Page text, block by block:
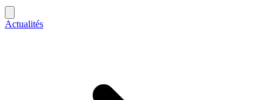
Actualités